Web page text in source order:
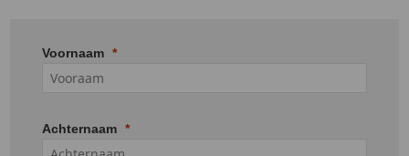
Voornaam
Achternaam